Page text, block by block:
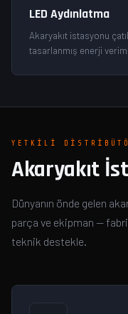
LED Aydınlatma
Akaryakıt istasyonu
tasarlanmış enerji
YETKILI
Akaryakıt
Dünyanın önde gelen
parça ve ekipman —
teknik destekle.